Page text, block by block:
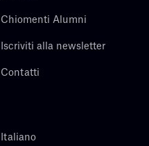
Chiomenti Alumni
Iscriviti alla newsletter
Contatti
Italiano